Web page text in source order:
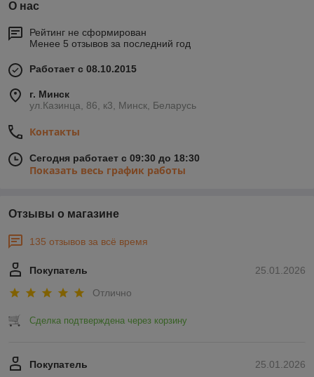
О нас
Рейтинг не сформирован
Менее 5 отзывов за последний год
Работает с 08.10.2015
г. Минск
ул.Казинца, 86, к3, Минск, Беларусь
Контакты
Сегодня работает с 09:30 до 18:30
Показать весь график работы
Отзывы о магазине
135 отзывов за всё время
25.01.2026
Покупатель
Отлично
Сделка подтверждена через корзину
25.01.2026
Покупатель